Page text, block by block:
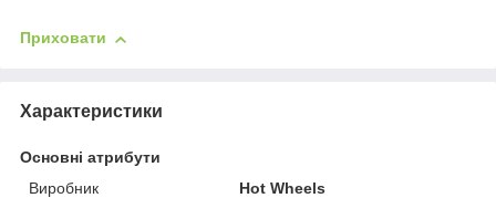
Приховати
Характеристики
Основні атрибути
Виробник
Hot Wheels